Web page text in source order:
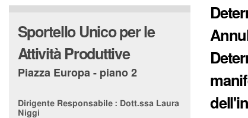
Sportello Unico per le
Attività Produttive
Piazza Europa - piano 2
Dirigente Responsabile : Dott.ssa Laura
Niggi